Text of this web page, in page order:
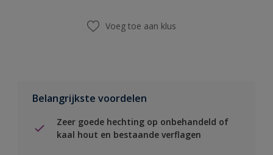
Voeg toe aan klus
Belangrijkste voordelen
Zeer goede hechting op onbehandeld of
kaal hout en bestaande verflagen